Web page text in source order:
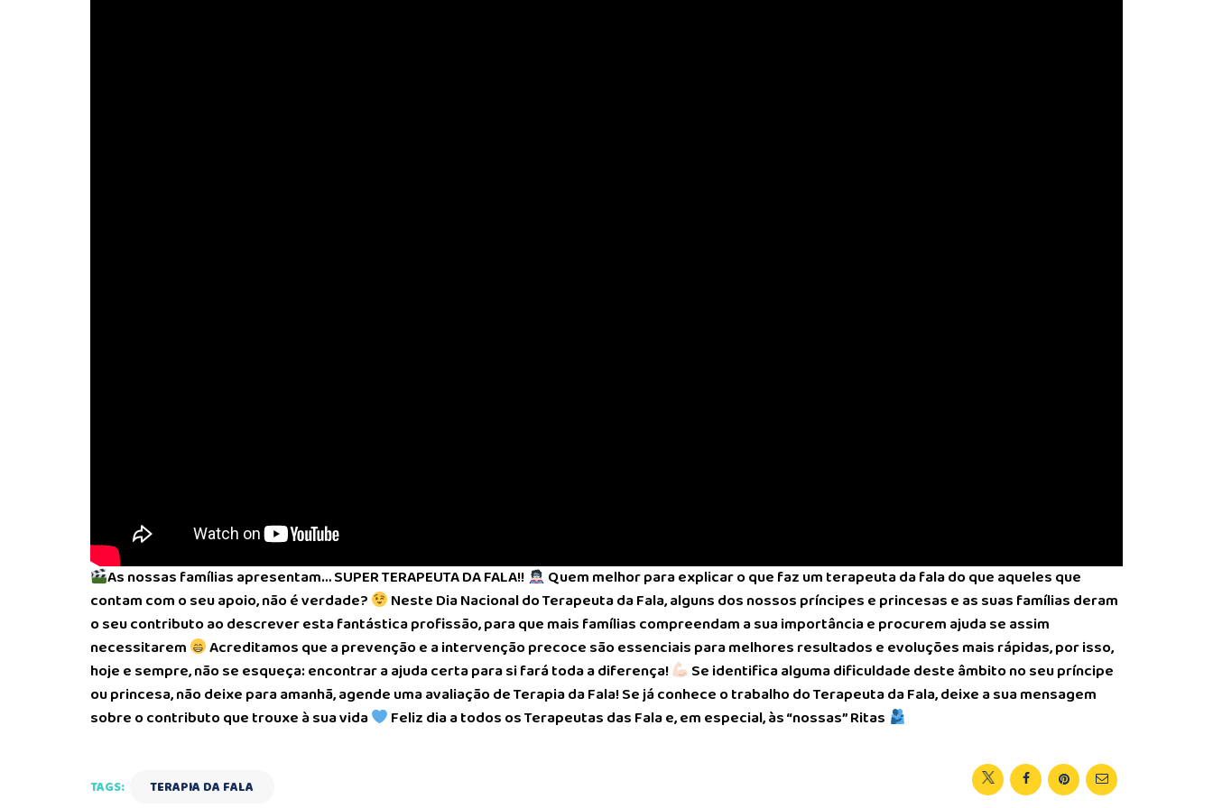
As nossas famílias apresentam… SUPER TERAPEUTA DA FALA!!
Quem melhor para explicar o que faz um terapeuta da fala do que aqueles que
contam com o seu apoio, não é verdade?
Neste Dia Nacional do Terapeuta da Fala, alguns dos nossos príncipes e princesas e as suas famílias deram
o seu contributo ao descrever esta fantástica profissão, para que mais famílias compreendam a sua importância e procurem ajuda se assim
necessitarem
Acreditamos que a prevenção e a intervenção precoce são essenciais para melhores resultados e evoluções mais rápidas, por isso,
hoje e sempre, não se esqueça: encontrar a ajuda certa para si fará toda a diferença!
Se identifica alguma dificuldade deste âmbito no seu príncipe
ou princesa, não deixe para amanhã, agende uma avaliação de Terapia da Fala!Se já conhece o trabalho do Terapeuta da Fala, deixe a sua mensagem
sobre o contributo que trouxe à sua vida
Feliz dia a todos os Terapeutas das Fala e, em especial, às “nossas” Ritas
TAGS: TERAPIA DA FALA